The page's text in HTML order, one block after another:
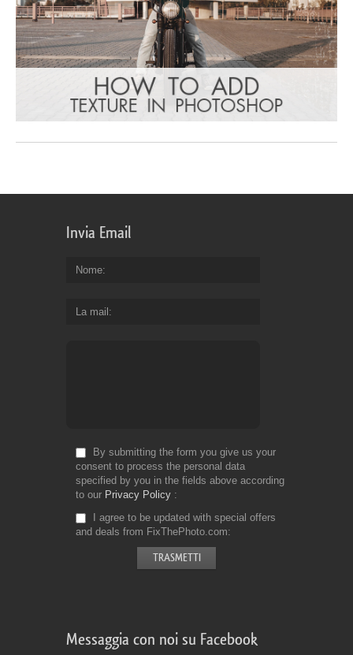
Invia Email
Nome
La mail
By submitting the form you give us your
consent to process the personal data
specified by you in the fields above according
to our Privacy Policy
I agree to be updated with special offers
and deals from FixThePhoto.com
Messaggia con noi su Facebook